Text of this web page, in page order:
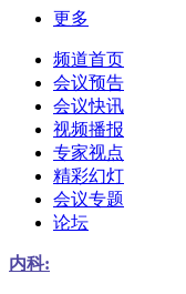
更多
频道首页
会议预告
会议快讯
视频播报
专家视点
精彩幻灯
会议专题
论坛
内科: